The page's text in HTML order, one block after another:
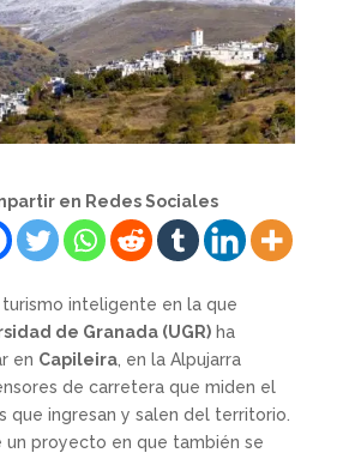
en Redes Sociales
inteligente en la que
de Granada (UGR)ha
en Capileira, en la Alpujarra
de carretera que miden el
que ingresan y salen del territorio.
un proyecto en que también se